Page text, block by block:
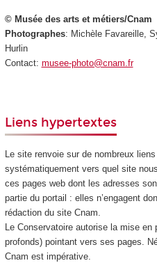
© Musée des arts et métiers/Cnam
Photographes: Michèle Favareille,
Hurlin
Contact: musee-photo@cnam.fr
Liens hypertextes
Le site renvoie sur de nombreux
systématiquement vers quel site
ces pages web dont les adresses
partie du portail : elles n’engagent
rédaction du site Cnam.
Le Conservatoire autorise la mise
profonds) pointant vers ses pages.
Cnam est impérative.